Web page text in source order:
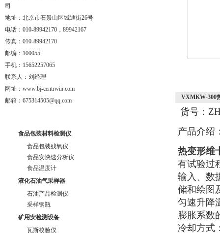
司
地址：北京市石景山区城通街26号
电话：010-89942170，89942167
传真：010-89942170
邮编：100055
手机：15652257065
联系人：刘经理
网址：www.bj-centrwin.com
邮箱：675314505@qq.com
食品包装材料检测仪
食品包装残氧仪
食品安快速分析仪
食品温度计
液化石油气采样器
石油产品检测仪
采样钢瓶
矿用安检测设备
瓦斯校验仪
VXMKW-300
货号：
产品介绍
热变形维
有试验过
输入、数
储和绘图
匀速升降
膨胀系数
冷却方式